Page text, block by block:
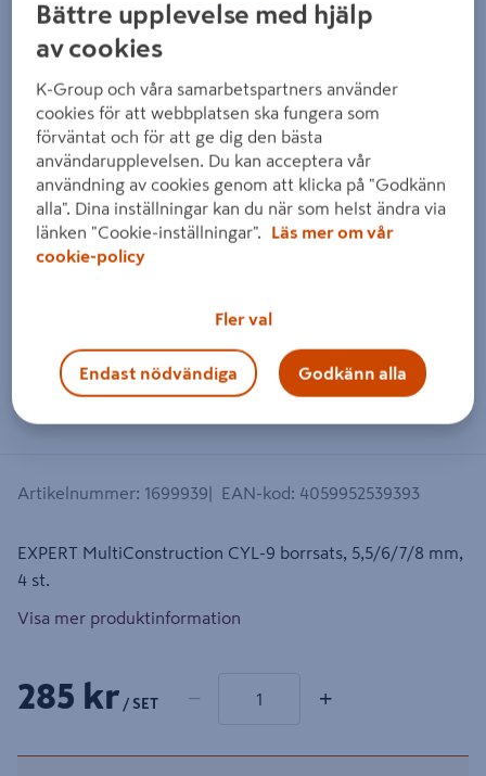
Föregående
Dra på bilden för att zooma in
Artikelnummer: 1699939 EAN-kod: 4059952539393
EXPERT MultiConstruction CYL-9 borrsats, 5,5/6/7/8 mm,
4 st.
Visa mer produktinformation
285 kr / SET − +
Bättre upplevelse med hjälp
av cookies
K-Group och våra samarbetspartners använder
cookies för att webbplatsen ska fungera som
förväntat och för att ge dig den bästa
användarupplevelsen. Du kan acceptera vår
användning av cookies genom att klicka på "Godkänn
alla". Dina inställningar kan du när som helst ändra via
länken "Cookie-inställningar".
Läs mer om vår
cookie-policy
Fler val
Endast nödvändiga Godkänn alla